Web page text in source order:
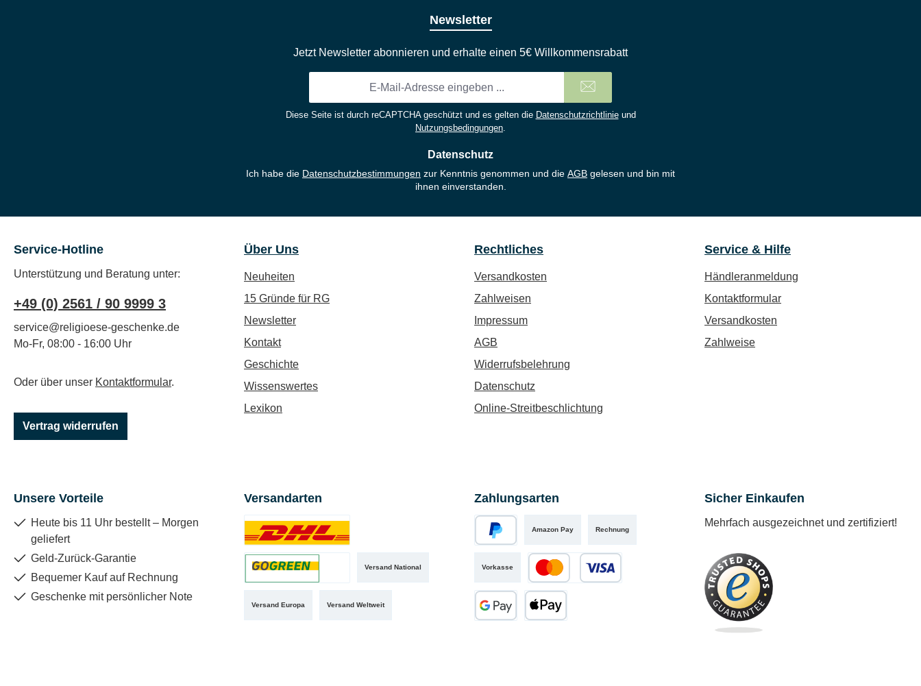
Newsletter
Jetzt Newsletter abonnieren und erhalte einen 5€ Willkommensrabatt
*
Diese Seite ist durch reCAPTCHA geschützt und es gelten die Datenschutzrichtlinieund
Nutzungsbedingungen
Datenschutz
Ich habe die Datenschutzbestimmungen zur Kenntnis genommen und die AGB gelesen und bin mit
ihnen einverstanden.
Service-Hotline
Unterstützung und Beratung unter:
+49 (0) 2561 / 90 9999 3
service@religioese-geschenke.de
Mo-Fr, 08:00 - 16:00 Uhr
Oder über unser Kontaktformular.
Vertrag widerrufen
Über Uns
Neuheiten
15 Gründe für RG
Newsletter
Kontakt
Geschichte
Wissenswertes
Lexikon
Rechtliches
Versandkosten
Zahlweisen
Impressum
AGB
Widerrufsbelehrung
Datenschutz
Online-Streitbeschlichtung
Service & Hilfe
Händleranmeldung
Kontaktformular
Versandkosten
Zahlweise
Unsere Vorteile
Heute bis 11 Uhr bestellt – Morgen
geliefert
Geld-Zurück-Garantie
Bequemer Kauf auf Rechnung
Geschenke mit persönlicher Note
Versandarten
Versand National
Versand Europa Versand Weltweit
Benutzerdefiniertes Bild 1
Zahlungsarten
Amazon Pay Rechnung
Vorkasse
Kredit- oder Debitkarte
Sicher Einkaufen
Mehrfach ausgezeichnet und zertifiziert!